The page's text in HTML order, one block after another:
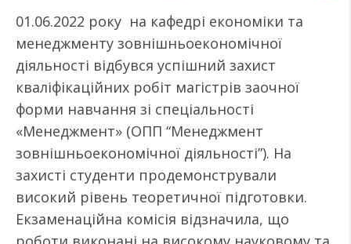
01.06.2022 року на кафедрі економіки та
менеджменту зовнішньоекономічної
діяльності відбувся успішний захист
кваліфікаційних робіт магістрів заочної
форми навчання зі спеціальності
«Менеджмент» (ОПП “Менеджмент
зовнішньоекономічної діяльності”). На
захисті студенти продемонстрували
високий рівень теоретичної підготовки.
Екзаменаційна комісія відзначила, що